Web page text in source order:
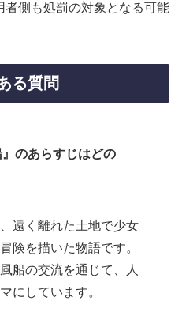
側も処罰の対象となる可能
る質問
のあらすじはどの
遠く離れた土地で少女
険を描いた物語です。
船の交流を通じて、人
にしています。